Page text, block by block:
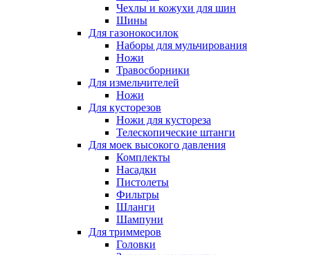
Чехлы и кожухи для шин
Шины
Для газонокосилок
Наборы для мульчирования
Ножи
Травосборники
Для измельчителей
Ножи
Для кусторезов
Ножи для кустореза
Телескопические штанги
Для моек высокого давления
Комплекты
Насадки
Пистолеты
Фильтры
Шланги
Шампуни
Для триммеров
Головки